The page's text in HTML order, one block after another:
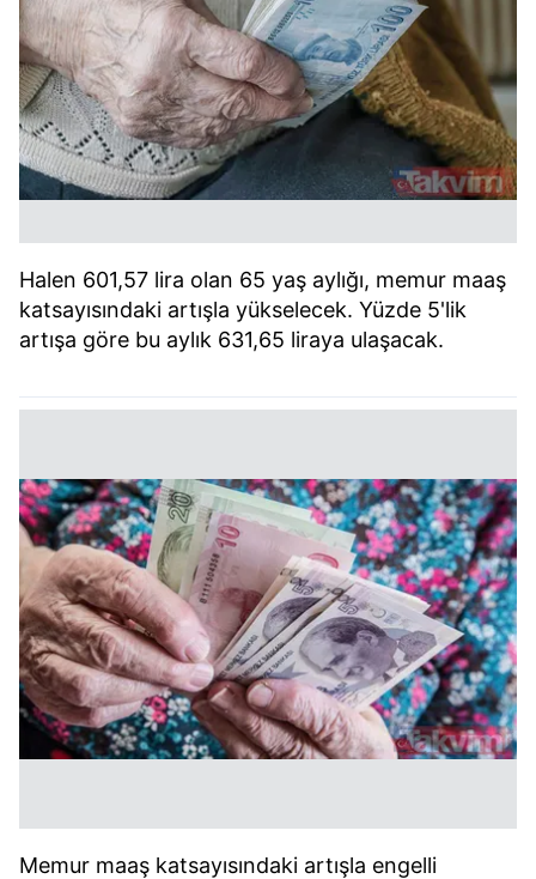
Halen 601,57 lira olan 65 yaş aylığı, memur maaş
katsayısındaki artışla yükselecek. Yüzde 5'lik
artışa göre bu aylık 631,65 liraya ulaşacak.
Memur maaş katsayısındaki artışla engelli